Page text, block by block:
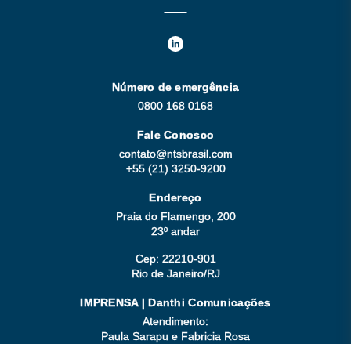
Número de emergência
0800 168 0168
Fale Conosco
contato@ntsbrasil.com
+55 (21) 3250-9200
Endereço
Praia do Flamengo, 200
23º andar
Cep: 22210-901
Rio de Janeiro/RJ
IMPRENSA | Danthi Comunicações
Atendimento:
Paula Sarapu e Fabricia Rosa